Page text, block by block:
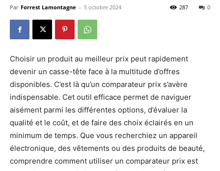
Par Forrest Lamontagne - 5 octobre 2024 0
287
Choisir un produit au meilleur prix peut rapidement
devenir un casse-tête face à la multitude d’offres
disponibles. C’est là qu’un comparateur prix s’avère
indispensable. Cet outil efficace permet de naviguer
aisément parmi les différentes options, d’évaluer la
qualité et le coût, et de faire des choix éclairés en un
minimum de temps. Que vous recherchiez un appareil
électronique, des vêtements ou des produits de beauté,
comprendre comment utiliser un comparateur prix est